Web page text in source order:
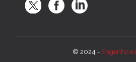
© 2024 - Engenho e